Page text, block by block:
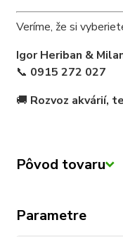
Veríme, že si
Igor Heriban &
📞 0915 272 027
🚚 Rozvoz akvárií,
Pôvod tovaru
Parametre